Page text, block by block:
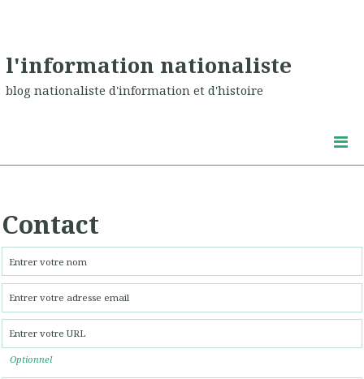
l'information nationaliste
blog nationaliste d'information et d'histoire
Contact
Optionnel